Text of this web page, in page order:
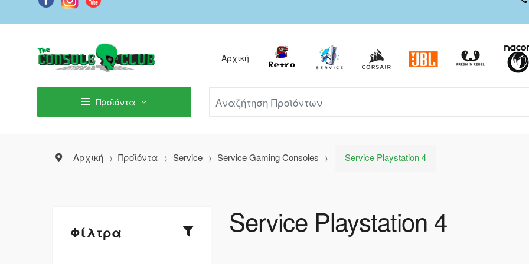
Αρχική
Προϊόντα
Αρχική Προϊόντα Service Service Gaming Consoles Service Playstation 4
Φίλτρα Service Playstation 4